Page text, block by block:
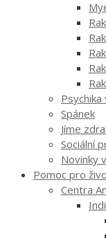
Psychika
Spánek
Jíme
Sociální
Novinky
Pomoc pro
Centra